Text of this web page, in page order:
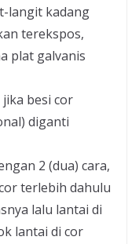
langit kadang
terekspos,
plat galvanis
besi cor
diganti
2 (dua) cara,
terlebih dahulu
lalu lantai di
lantai di cor